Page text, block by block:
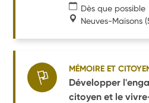
Dès que possible
Neuves-Maisons
MÉMOIRE ET
Développer
citoyen et le